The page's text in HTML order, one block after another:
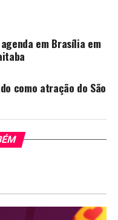
em Brasília em
como atração do São